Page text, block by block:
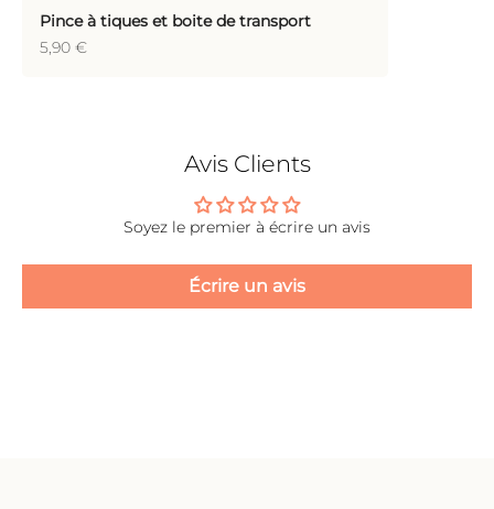
Pince à tiques et boite de transport
Prix de vente
5,90 €
Avis Clients
Soyez le premier à écrire un avis
Écrire un avis